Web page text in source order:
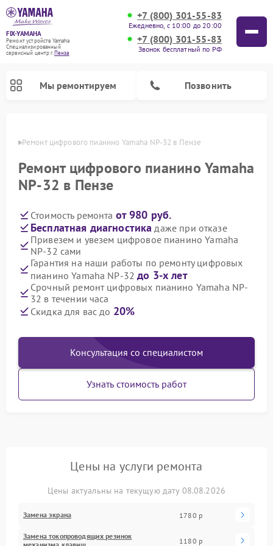
FIX-YAMAHA
Ремонт устройств Yamaha
Специализированный
cервисный центр г.Пенза
+7 (800) 301-55-83
Ежедневно, с 10:00 до 20:00
+7 (800) 301-55-83
Звонок бесплатный по РФ
Мы ремонтируем Позвонить
Ремонт цифрового пианино Yamaha NP-32 в Пензе
Ремонт цифрового пианино Yamaha
NP-32 в Пензе
Стоимость ремонта от 980 руб.
Бесплатная диагностика даже при отказе
Привезем и увезем цифровое пианино Yamaha
NP-32 сами
Гарантия на наши работы по ремонту цифровых
пианино Yamaha NP-32до 3-х лет
Срочный ремонт цифровых пианино Yamaha NP-
32 в течении часа
Скидка для вас до 20%
Консультация со специалистом
Узнать стоимость работ
Цены на услуги ремонта
Цены актуальны на текущую дату 08.08.2026
Замена экрана 1780 р
Замена токопроводящих резинок
1180 р